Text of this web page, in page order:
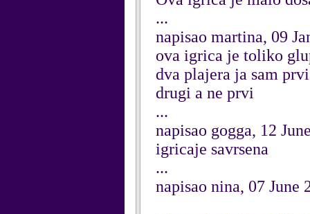
...
napisao martina, 09
ova igrica je toliko
dva plajera ja sam
drugi a ne prvi
...
napisao gogga, 12
igricaje savrsena
...
napisao nina, 07 June